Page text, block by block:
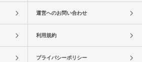
運営へのお問い合わせ
利用規約
プライバシーポリシー